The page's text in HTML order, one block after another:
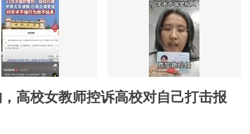
高校女教师控诉高校对自己打击报